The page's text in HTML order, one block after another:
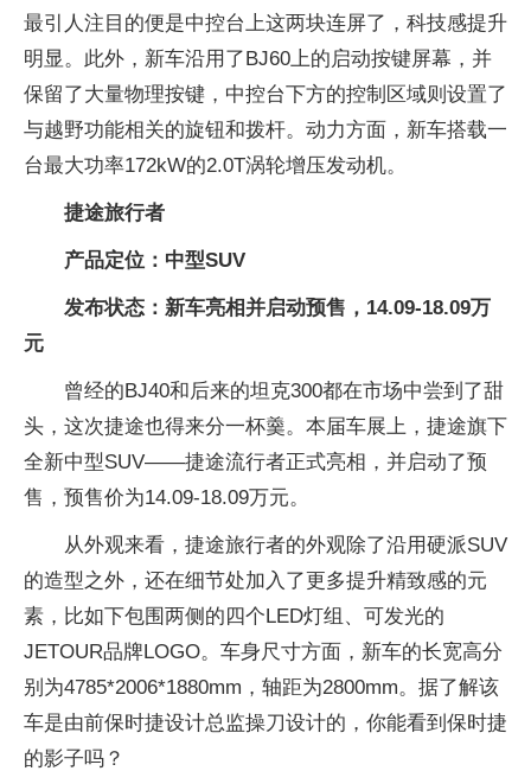
最引人注目的便是中控台上这两块连屏了，科技感提升
明显。此外，新车沿用了BJ60上的启动按键屏幕，并
保留了大量物理按键，中控台下方的控制区域则设置了
与越野功能相关的旋钮和拨杆。动力方面，新车搭载一
台最大功率172kW的2.0T涡轮增压发动机。
捷途旅行者
产品定位：中型SUV
发布状态：新车亮相并启动预售，14.09-18.09万
元
曾经的BJ40和后来的坦克300都在市场中尝到了甜
头，这次捷途也得来分一杯羹。本届车展上，捷途旗下
全新中型SUV——捷途流行者正式亮相，并启动了预
售，预售价为14.09-18.09万元。
从外观来看，捷途旅行者的外观除了沿用硬派SUV
的造型之外，还在细节处加入了更多提升精致感的元
素，比如下包围两侧的四个LED灯组、可发光的
JETOUR品牌LOGO。车身尺寸方面，新车的长宽高分
别为4785*2006*1880mm，轴距为2800mm。据了解该
车是由前保时捷设计总监操刀设计的，你能看到保时捷
的影子吗？